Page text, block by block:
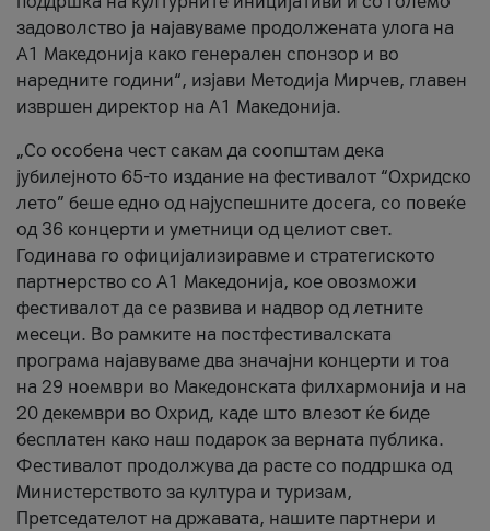
задоволство ја најавуваме продолжената улога на
A1 Македонија како генерален спонзор и во
наредните години“, изјави Методија Мирчев, главен
извршен директор на A1 Македонија.
„Со особена чест сакам да соопштам дека
јубилејното 65-то издание на фестивалот “Охридско
лето” беше едно од најуспешните досега, со повеќе
од 36 концерти и уметници од целиот свет.
Годинава го официјализиравме и стратегиското
партнерство со А1 Македонија, кое овозможи
фестивалот да се развива и надвор од летните
месеци. Во рамките на постфестивалската
програма најавуваме два значајни концерти и тоа
на 29 ноември во Македонската филхармонија и на
20 декември во Охрид, каде што влезот ќе биде
бесплатен како наш подарок за верната публика.
Фестивалот продолжува да расте со поддршка од
Министерството за култура и туризам,
Претседателот на државата, нашите партнери и